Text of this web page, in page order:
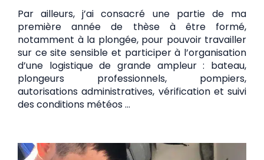
Par ailleurs, j’ai consacré une partie de ma
première année de thèse à être formé,
notamment à la plongée, pour pouvoir travailler
sur ce site sensible et participer à l’organisation
d’une logistique de grande ampleur : bateau,
plongeurs professionnels, pompiers,
autorisations administratives, vérification et suivi
des conditions météos …